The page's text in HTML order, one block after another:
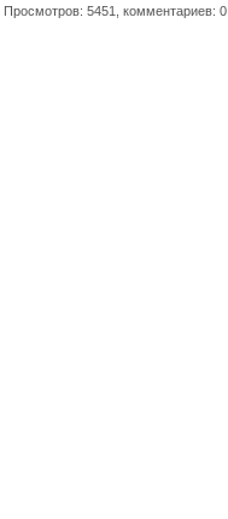
Просмотров: 5451, комментариев: 0